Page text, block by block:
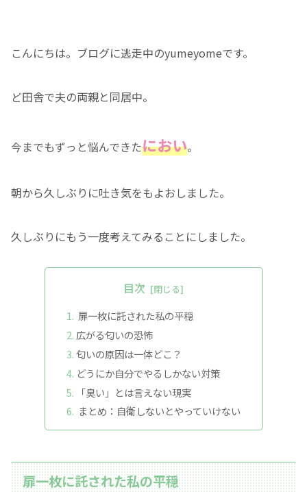
こんにちは。ブログに逃走中のyumeyomeです。
ど田舎で夫の両親と同居中。
今までもずっと悩んできたにおい。
朝から久しぶりに吐き気をもよおしました。
久しぶりにもう一度考えてみることにしました。
目次
扉一枚に託された私の平穏
広がる匂いの恐怖
匂いの原因は一体どこ？
どうにか自分でやるしかない対策
「臭い」とは言えない現実
まとめ：自衛しないとやっていけない
扉一枚に託された私の平穏